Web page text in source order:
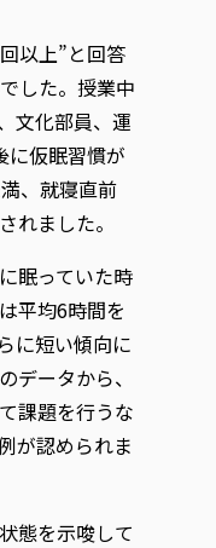
以上”と回答
した。授業中
文化部員、運
に仮眠習慣が
、就寝直前
れました。
眠っていた時
平均6時間を
に短い傾向に
データから、
課題を行うな
が認められま
態を示唆して